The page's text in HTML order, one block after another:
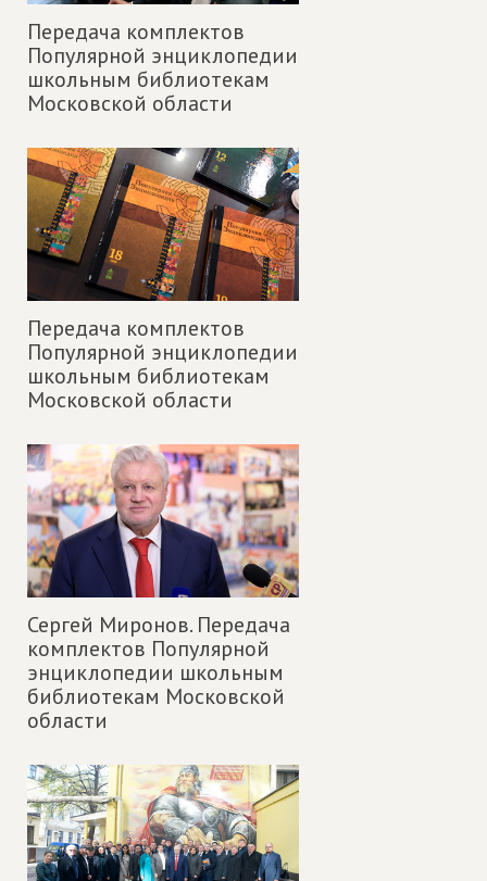
Передача комплектов
Популярной энциклопедии
школьным библиотекам
Московской области
Передача комплектов
Популярной энциклопедии
школьным библиотекам
Московской области
Сергей Миронов. Передача
комплектов Популярной
энциклопедии школьным
библиотекам Московской
области